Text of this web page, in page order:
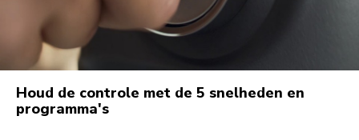
Houd de controle met de 5 snelheden en
programma's